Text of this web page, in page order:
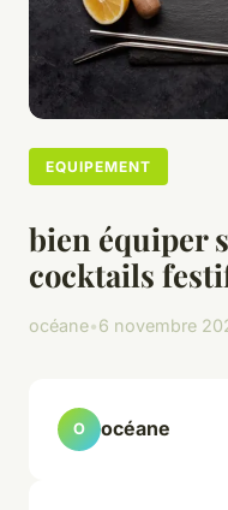
EQUIPEMENT
bien équiper
cocktails
océane•6 novembre
O océane